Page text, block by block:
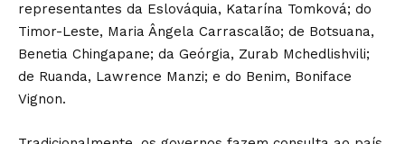
representantes da Eslováquia, Katarína Tomková; do
Timor-Leste, Maria Ângela Carrascalão; de Botsuana,
Benetia Chingapane; da Geórgia, Zurab Mchedlishvili;
de Ruanda, Lawrence Manzi; e do Benim, Boniface
Vignon.